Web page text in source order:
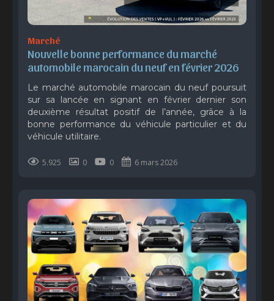
Marché
Nouvelle bonne performance du marché
automobile marocain du neuf en février 2026
Le marché automobile marocain du neuf poursuit
sur sa lancée en signant en février dernier son
deuxième résultat positif de l’année, grâce à la
bonne performance du véhicule particulier et du
véhicule utilitaire.
5.925 0 0 6 mars 2026